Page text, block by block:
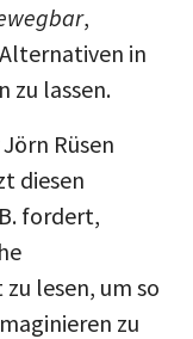
,
in
zu lassen.
Rüsen
diesen
fordert,
lesen, um so
zu